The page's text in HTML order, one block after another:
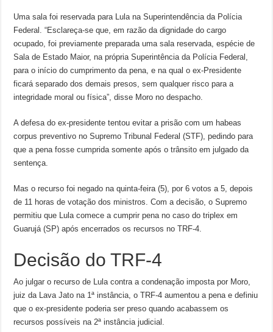
Uma sala foi reservada para Lula na Superintendência da Polícia
Federal. “Esclareça-se que, em razão da dignidade do cargo
ocupado, foi previamente preparada uma sala reservada, espécie de
Sala de Estado Maior, na própria Superintência da Polícia Federal,
para o início do cumprimento da pena, e na qual o ex-Presidente
ficará separado dos demais presos, sem qualquer risco para a
integridade moral ou física”, disse Moro no despacho.
A defesa do ex-presidente tentou evitar a prisão com um habeas
corpus preventivo no Supremo Tribunal Federal (STF), pedindo para
que a pena fosse cumprida somente após o trânsito em julgado da
sentença.
Mas o recurso foi negado na quinta-feira (5), por 6 votos a 5, depois
de 11 horas de votação dos ministros. Com a decisão, o Supremo
permitiu que Lula comece a cumprir pena no caso do triplex em
Guarujá (SP) após encerrados os recursos no TRF-4.
Decisão do TRF-4
Ao julgar o recurso de Lula contra a condenação imposta por Moro,
juiz da Lava Jato na 1ª instância, o TRF-4 aumentou a pena e definiu
que o ex-presidente poderia ser preso quando acabassem os
recursos possíveis na 2ª instância judicial.